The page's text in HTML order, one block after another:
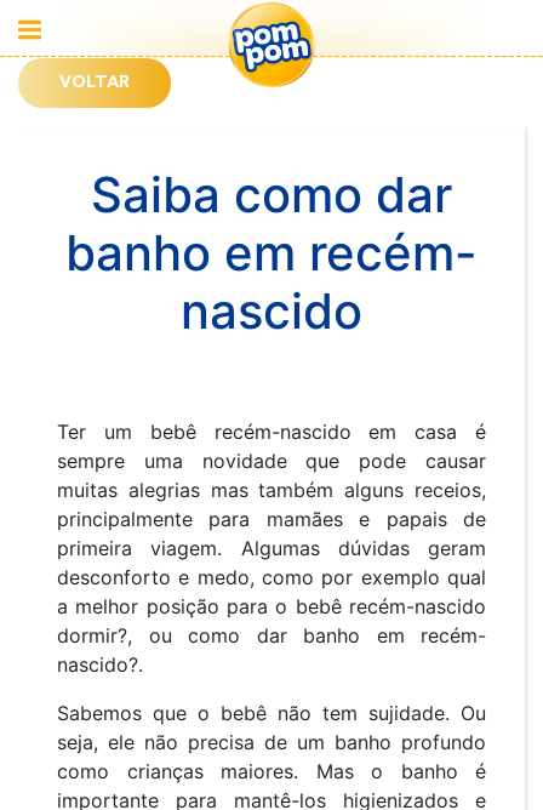
VOLTAR
Saiba como dar
banho em recém-
nascido
Ter um bebê recém-nascido em casa é
sempre uma novidade que pode causar
muitas alegrias mas também alguns receios,
principalmente para mamães e papais de
primeira viagem. Algumas dúvidas geram
desconforto e medo, como por exemplo qual
a melhor posição para o bebê recém-nascido
dormir?, ou como dar banho em recém-
nascido?.
Sabemos que o bebê não tem sujidade. Ou
seja, ele não precisa de um banho profundo
como crianças maiores. Mas o banho é
importante para mantê-los higienizados e